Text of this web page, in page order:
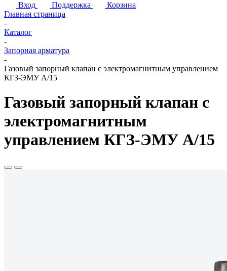
Вход Поддержка
Корзина
Главная страница
-
Каталог
-
Запорная арматура
-
Газовый запорный клапан с электромагнитным управлением
КГЗ-ЭМУ А/15
Газовый запорный клапан с
электромагнитным
управлением КГЗ-ЭМУ А/15